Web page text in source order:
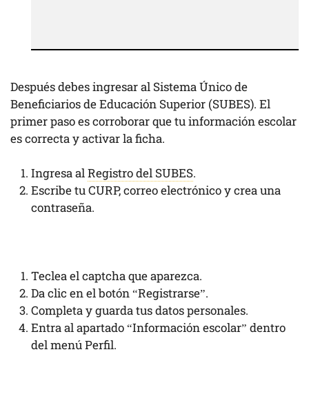
Después debes ingresar al Sistema Único de
Beneficiarios de Educación Superior (SUBES). El
primer paso es corroborar que tu información escolar
es correcta y activar la ficha.
Ingresa alRegistro del SUBES.
Escribe tu CURP, correo electrónico y crea una
contraseña.
Teclea el captcha que aparezca.
Da clic en el botón “Registrarse”.
Completa y guarda tus datos personales.
Entra al apartado “Información escolar” dentro
del menú Perfil.